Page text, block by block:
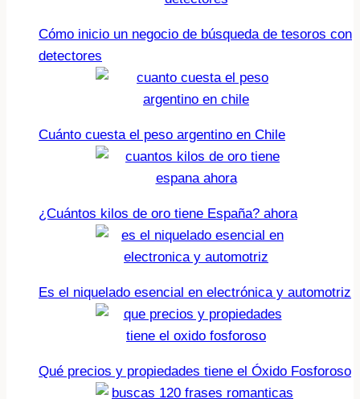
Cómo inicio un negocio de búsqueda de tesoros con
detectores
Cuánto cuesta el peso argentino en Chile
¿Cuántos kilos de oro tiene España? ahora
Es el niquelado esencial en electrónica y automotriz
Qué precios y propiedades tiene el Óxido Fosforoso